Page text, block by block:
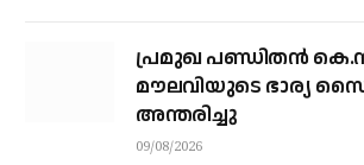
പ്രമുഖ പണ്ഡിതൻ
മൗലവിയുടെ ഭാര്യ
അന്തരിച്ചു
09/08/2026